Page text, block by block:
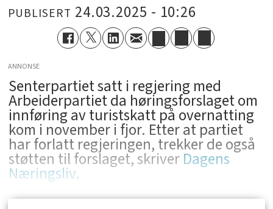
PUBLISERT 24.03.2025 - 10:26
ANNONSE
Senterpartiet satt i regjering med
Arbeiderpartiet da høringsforslaget om
innføring av turistskatt på overnatting
kom i november i fjor. Etter at partiet
har forlatt regjeringen, trekker de også
støtten til forslaget, skriverDagens
Næringsliv.